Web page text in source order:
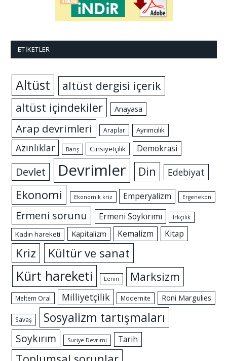
ETIKETLER
Altüst
altüst dergisi içerik
altüst içindekiler
Anayasa
Arap devrimleri Araplar Ayrımcılık
Azınlıklar Barış Cinsiyetçilik Demokrasi
Devlet Devrimler Din Edebiyat
Ekonomi Ekonomik kriz Emperyalizm Ergenekon
Ermeni sorunu Ermeni Soykırımı Irkçılık
Kadın hareketi Kapitalizm Kemalizm Kitap
Kriz Kültür ve sanat
Kürt hareketi Lenin Marksizm
Meltem Oral Milliyetçilik Modernite Roni Margulies
Savaş Sosyalizm tartışmaları
Soykırım Suriye Devrimi Tarih